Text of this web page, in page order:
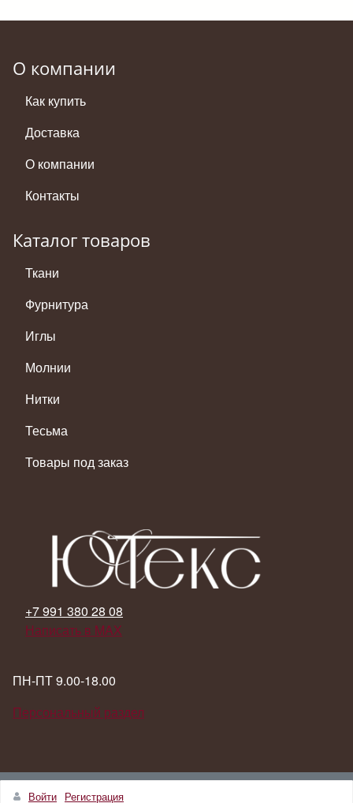
О компании
Как купить
Доставка
О компании
Контакты
Каталог товаров
Ткани
Фурнитура
Иглы
Молнии
Нитки
Тесьма
Товары под заказ
+7 991 380 28 08
Написать в MAX
ПН-ПТ 9.00-18.00
Персональный раздел
Наверх
Войти Регистрация